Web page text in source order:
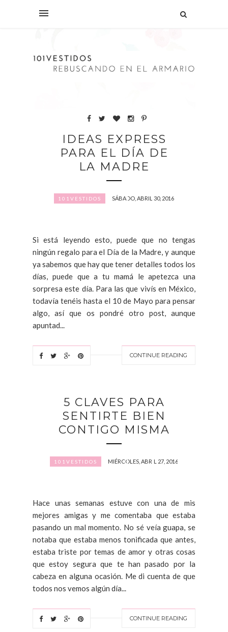
IDEAS EXPRESS
PARA EL DÍA DE
LA MADRE
101VESTIDOS SÁBADO, ABRIL 30, 2016
Si está leyendo esto, puede que no tengas
ningún regalo para el Día de la Madre, y aunque
ya sabemos que hay que tener detalles todos los
días, puede que a tu mamá le apetezca una
sorpresa este día. Para las que vivís en México,
todavía tenéis hasta el 10 de Mayo para pensar
algo, así que os pondré otro post, aunque
apuntad...
CONTINUE READING
5 CLAVES PARA
SENTIRTE BIEN
CONTIGO MISMA
101VESTIDOS MIÉRCOLES, ABRIL 27, 2016
Hace unas semanas estuve con una de mis
mejores amigas y me comentaba que estaba
pasando un mal momento. No sé veía guapa, se
notaba que estaba menos tonificada que antes,
estaba triste por temas de amor y otras cosas
que estoy segura que te han pasado por la
cabeza en alguna ocasión. Me di cuenta de que
todos nos vemos algún día...
CONTINUE READING